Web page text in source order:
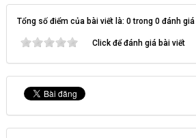
Tổng số điểm của bài viết là: 0 trong 0 đánh giá
Click để đánh giá bài viết